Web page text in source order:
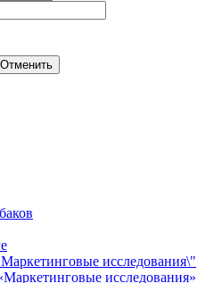
исследования\"
исследования»